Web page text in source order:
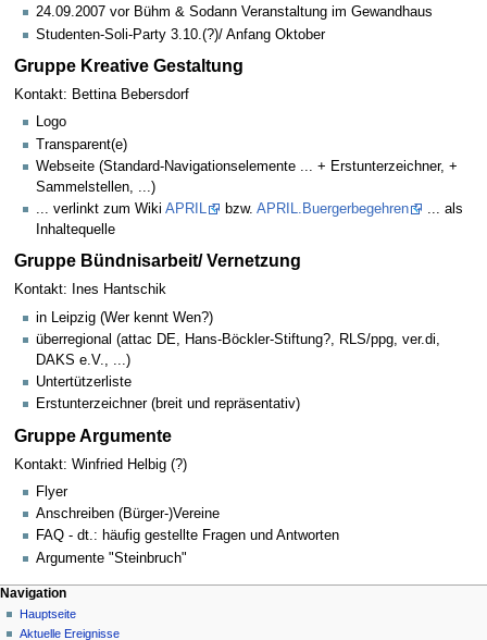
24.09.2007 vor Bühm & Sodann Veranstaltung im Gewandhaus
Studenten-Soli-Party 3.10.(?)/ Anfang Oktober
Gruppe Kreative Gestaltung
Kontakt: Bettina Bebersdorf
Logo
Transparent(e)
Webseite (Standard-Navigationselemente ... + Erstunterzeichner, +
Sammelstellen, ...)
... verlinkt zum Wiki APRIL bzw. APRIL.Buergerbegehren
... als
Inhaltequelle
Gruppe Bündnisarbeit/ Vernetzung
Kontakt: Ines Hantschik
in Leipzig (Wer kennt Wen?)
überregional (attac DE, Hans-Böckler-Stiftung?, RLS/ppg, ver.di,
DAKS e.V., ...)
Untertützerliste
Erstunterzeichner (breit und repräsentativ)
Gruppe Argumente
Kontakt: Winfried Helbig (?)
Flyer
Anschreiben (Bürger-)Vereine
FAQ - dt.: häufig gestellte Fragen und Antworten
Argumente "Steinbruch"
Navigation
Hauptseite
Aktuelle Ereignisse